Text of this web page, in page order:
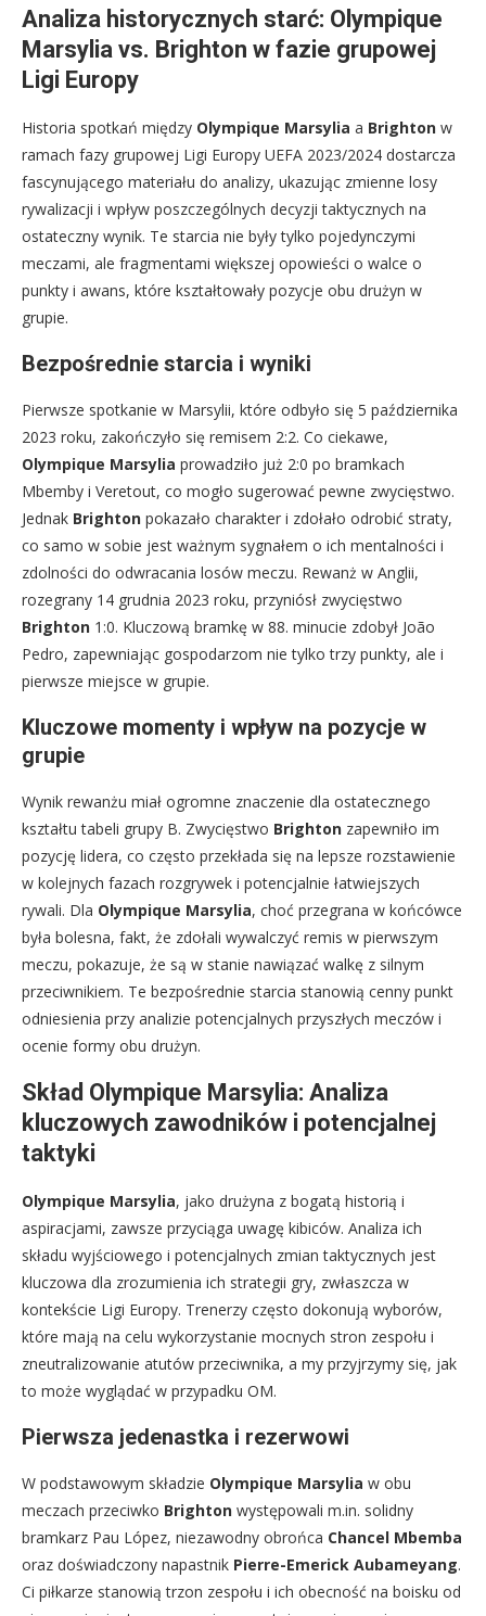
Analiza historycznych starć: Olympique
Marsylia vs. Brighton w fazie grupowej
Ligi Europy
Historia spotkań między Olympique Marsylia a Brighton w
ramach fazy grupowej Ligi Europy UEFA 2023/2024 dostarcza
fascynującego materiału do analizy, ukazując zmienne losy
rywalizacji i wpływ poszczególnych decyzji taktycznych na
ostateczny wynik. Te starcia nie były tylko pojedynczymi
meczami, ale fragmentami większej opowieści o walce o
punkty i awans, które kształtowały pozycje obu drużyn w
grupie.
Bezpośrednie starcia i wyniki
Pierwsze spotkanie w Marsylii, które odbyło się 5 października
2023 roku, zakończyło się remisem 2:2. Co ciekawe,
Olympique Marsylia prowadziło już 2:0 po bramkach
Mbemby i Veretout, co mogło sugerować pewne zwycięstwo.
Jednak Brighton pokazało charakter i zdołało odrobić straty,
co samo w sobie jest ważnym sygnałem o ich mentalności i
zdolności do odwracania losów meczu. Rewanż w Anglii,
rozegrany 14 grudnia 2023 roku, przyniósł zwycięstwo
Brighton 1:0. Kluczową bramkę w 88. minucie zdobył João
Pedro, zapewniając gospodarzom nie tylko trzy punkty, ale i
pierwsze miejsce w grupie.
Kluczowe momenty i wpływ na pozycje w
grupie
Wynik rewanżu miał ogromne znaczenie dla ostatecznego
kształtu tabeli grupy B. Zwycięstwo Brighton zapewniło im
pozycję lidera, co często przekłada się na lepsze rozstawienie
w kolejnych fazach rozgrywek i potencjalnie łatwiejszych
rywali. Dla Olympique Marsylia, choć przegrana w końcówce
była bolesna, fakt, że zdołali wywalczyć remis w pierwszym
meczu, pokazuje, że są w stanie nawiązać walkę z silnym
przeciwnikiem. Te bezpośrednie starcia stanowią cenny punkt
odniesienia przy analizie potencjalnych przyszłych meczów i
ocenie formy obu drużyn.
Skład Olympique Marsylia: Analiza
kluczowych zawodników i potencjalnej
taktyki
Olympique Marsylia, jako drużyna z bogatą historią i
aspiracjami, zawsze przyciąga uwagę kibiców. Analiza ich
składu wyjściowego i potencjalnych zmian taktycznych jest
kluczowa dla zrozumienia ich strategii gry, zwłaszcza w
kontekście Ligi Europy. Trenerzy często dokonują wyborów,
które mają na celu wykorzystanie mocnych stron zespołu i
zneutralizowanie atutów przeciwnika, a my przyjrzymy się, jak
to może wyglądać w przypadku OM.
Pierwsza jedenastka i rezerwowi
W podstawowym składzie Olympique Marsylia w obu
meczach przeciwko Brighton występowali m.in. solidny
bramkarz Pau López, niezawodny obrońca Chancel Mbemba
oraz doświadczony napastnik Pierre-Emerick Aubameyang.
Ci piłkarze stanowią trzon zespołu i ich obecność na boisku od